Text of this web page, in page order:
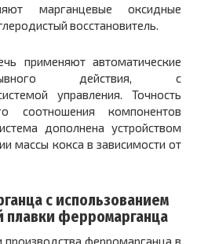
марганцевые оксидные
восстановитель.
применяют автоматические
действия, с
управления. Точность
соотношения компонентов
дополнена устройством
массы кокса в зависимости от
с использованием
ферромарганца
производства ферромарганца в